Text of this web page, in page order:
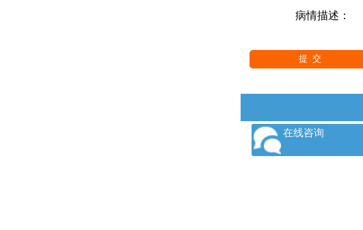
病情描述：
在线咨询